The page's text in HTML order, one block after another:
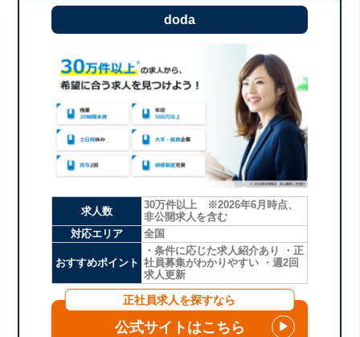
doda
求人数
30万件以上 ※2026年6月時点、
非公開求人を含む
対応エリア
全国
おすすめポイント
・条件に応じた求人紹介あり ・正
社員募集がわかりやすい ・週2回
求人更新
正社員求人を探すなら
公式サイトはこちら ▶